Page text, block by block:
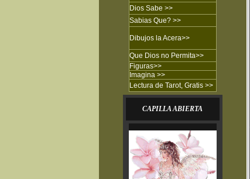
Dios Sabe >>
Sabias Que? >>
Dibujos la Acera>>
Que Dios no Permita>>
Figuras>>
Imagina >>
Lectura de Tarot, Gratis >>
CAPILLA ABIERTA